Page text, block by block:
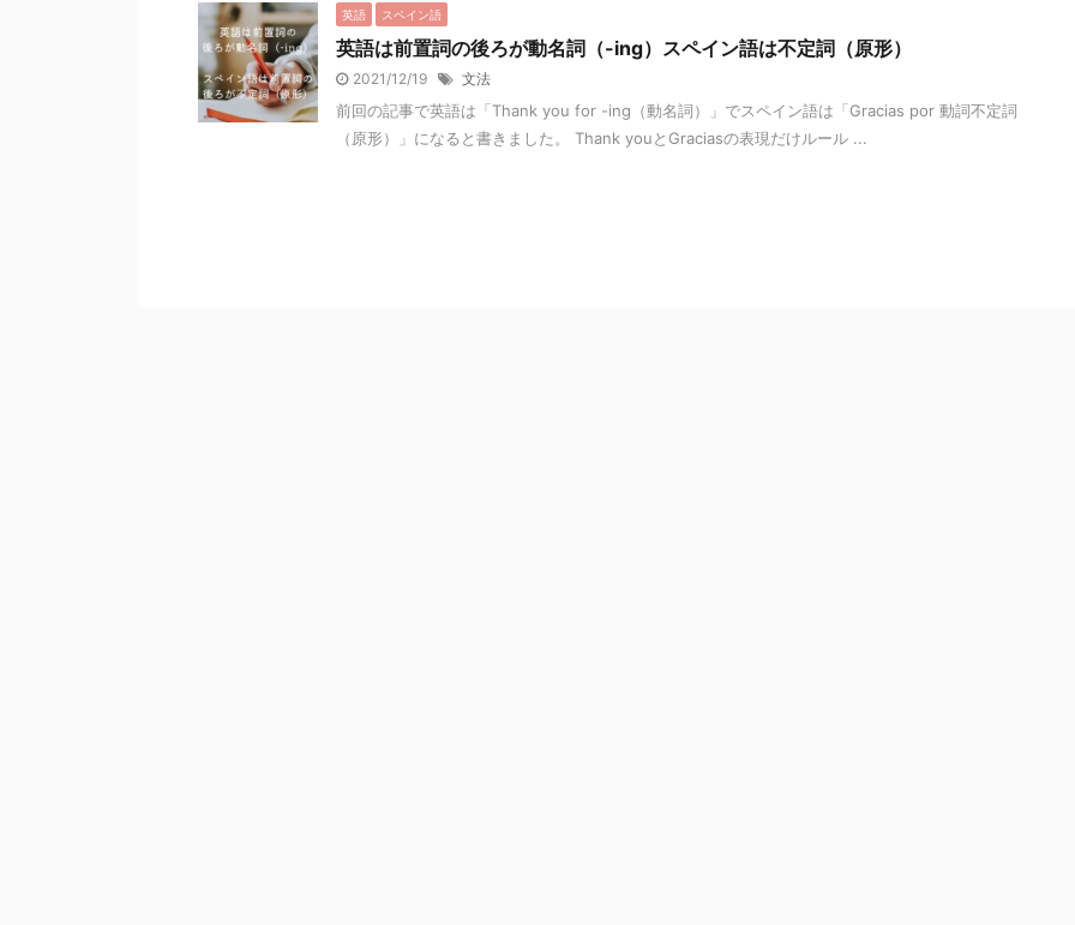
英語 スペイン語
英語は前置詞の後ろが動名詞（-ing）スペイン語は不定詞（原形）
2021/12/19 文法
前回の記事で英語は「Thank you for -ing（動名詞）」でスペイン語は「Gracias por 動詞不定詞
（原形）」になると書きました。 Thank youとGraciasの表現だけルール ...